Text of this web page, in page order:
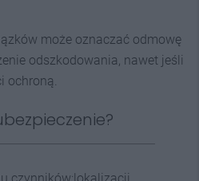
może oznaczać odmowę
odszkodowania, nawet jeśli
ochroną.
czynników:lokalizacji,